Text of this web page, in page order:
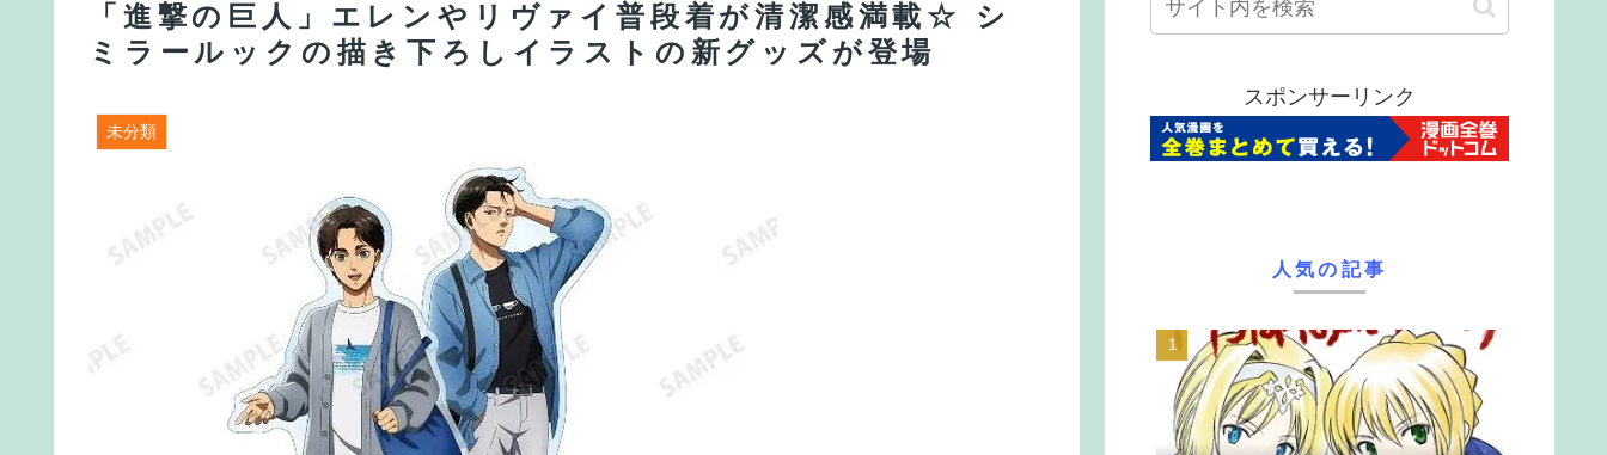
「進撃の巨人」エレンやリヴァイ普段着が清潔感満載☆ シ
ミラールックの描き下ろしイラストの新グッズが登場
未分類
スポンサーリンク
人気の記事